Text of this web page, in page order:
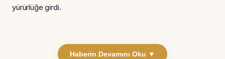
yürürlüğe girdi.
Haberin Devamını Oku ▼